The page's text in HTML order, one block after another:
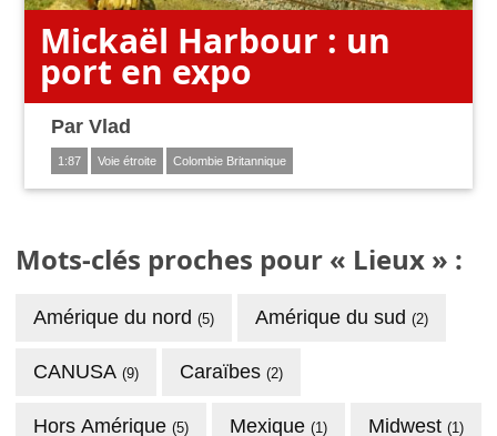
Mickaël Harbour : un
port en expo
Par Vlad
1:87 Voie étroite Colombie Britannique
Mots-clés proches pour « Lieux » :
Amérique du nord (5) Amérique du sud (2)
CANUSA (9) Caraïbes (2)
Hors Amérique (5) Mexique (1) Midwest (1)